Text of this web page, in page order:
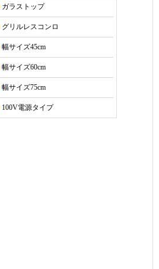
ガラストップ
グリルレスコンロ
幅サイズ45cm
幅サイズ60cm
幅サイズ75cm
100V電源タイプ